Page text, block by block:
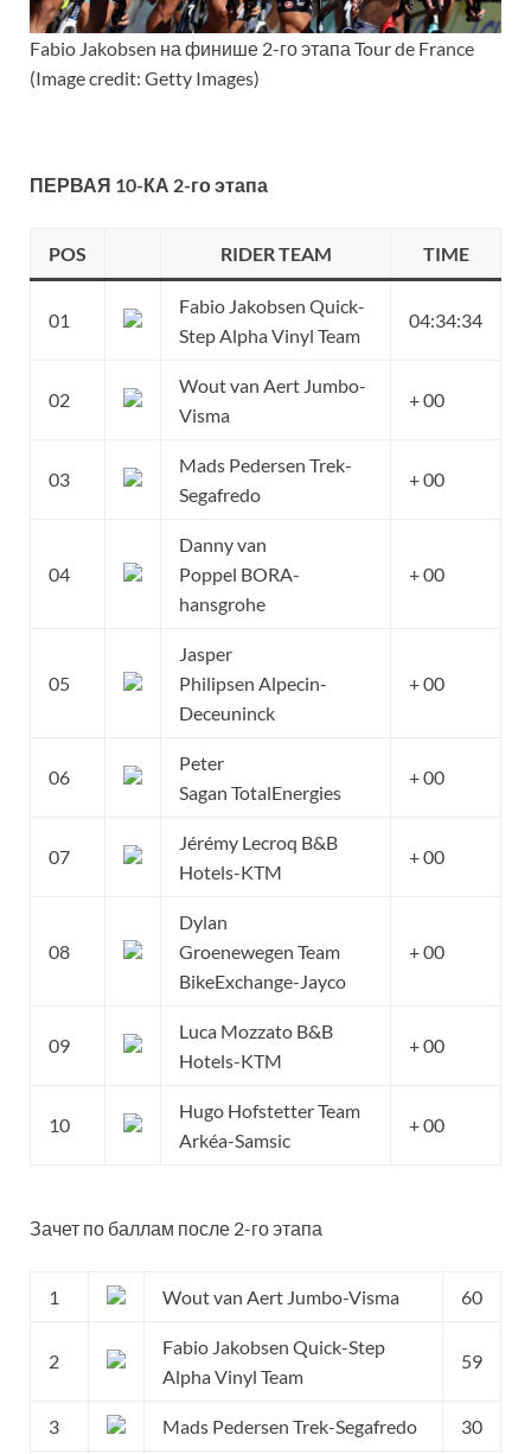
Fabio Jakobsen на финише 2-го этапа Tour de France
(Image credit: Getty Images)
ПЕРВАЯ 10-КА 2-го этапа
POS RIDER TEAM TIME
01
Fabio Jakobsen Quick-
Step Alpha Vinyl Team
04:34:34
02
Wout van Aert Jumbo-
Visma
+ 00
03
Mads Pedersen Trek-
Segafredo
+ 00
04
Danny van
Poppel BORA-
hansgrohe
+ 00
05
Jasper
Philipsen Alpecin-
Deceuninck
+ 00
06
Peter
Sagan TotalEnergies
+ 00
07
Jérémy Lecroq B&B
Hotels-KTM
+ 00
08
Dylan
Groenewegen Team
BikeExchange-Jayco
+ 00
09
Luca Mozzato B&B
Hotels-KTM
+ 00
10
Hugo Hofstetter Team
Arkéa-Samsic
+ 00
Зачет по баллам после 2-го этапа
1 Wout van Aert Jumbo-Visma 60
2
Fabio Jakobsen Quick-Step
Alpha Vinyl Team
59
3 Mads Pedersen Trek-Segafredo 30